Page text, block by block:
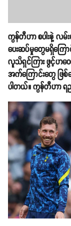
ကွန်တီဟာ စပါးနဲ့ လ
ပေးဆပ်မှုတွေမရှိကြေ
လူသိရှင်ကြား ဖွင့်ဟဝေ
အက်ကြောင်းတွေ ဖြစ်
ပါတယ်။ ကွန်တီဟာ ရည်